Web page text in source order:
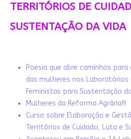
TERRITÓRIOS DE
SUSTENTAÇÃO DA VIDA
Poesia que abre caminhos
das mulheres nos Laboratórios
Feministas para Sustentação
Mulheres da Reforma Agrária!!!
Curso sobre Elaboração e
Territórios de Cuidado, Luta e